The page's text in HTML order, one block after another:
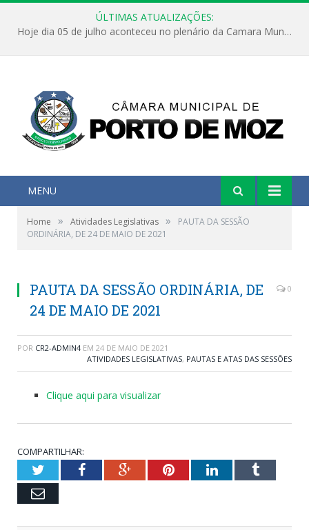
ÚLTIMAS ATUALIZAÇÕES:
Hoje dia 05 de julho aconteceu no plenário da Camara Municipal de Porto de Moz a Sessão Solene de Abertura dos Trabalhos Legislativos 2º Período da 23ª Legislatura
MENU
Home » Atividades Legislativas »
PAUTA DA SESSÃO
ORDINÁRIA, DE 24 DE MAIO DE 2021
PAUTA DA SESSÃO ORDINÁRIA, DE
24 DE MAIO DE 2021
0
POR CR2-ADMIN4 EM 24 DE MAIO DE 2021
ATIVIDADES LEGISLATIVAS, PAUTAS E ATAS DAS SESSÕES
Clique aqui para visualizar
COMPARTILHAR:
TwitterFacebookGoogle+PinterestLinkedInTumblr
Email